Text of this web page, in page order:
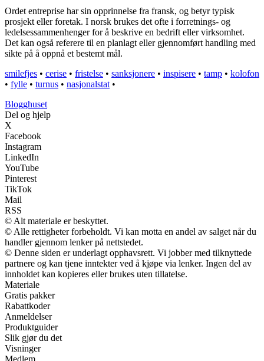
Ordet entreprise har sin opprinnelse fra fransk, og betyr typisk
prosjekt eller foretak. I norsk brukes det ofte i forretnings- og
ledelsessammenhenger for å beskrive en bedrift eller virksomhet.
Det kan også referere til en planlagt eller gjennomført handling med
sikte på å oppnå et bestemt mål.
smilefjes • cerise • fristelse • sanksjonere • inspisere • tamp • kolofon
• fylle • turnus • nasjonalstat •
Blogghuset
Del og hjelp
X
Facebook
Instagram
LinkedIn
YouTube
Pinterest
TikTok
Mail
RSS
© Alt materiale er beskyttet.
© Alle rettigheter forbeholdt. Vi kan motta en andel av salget når du
handler gjennom lenker på nettstedet.
© Denne siden er underlagt opphavsrett. Vi jobber med tilknyttede
partnere og kan tjene inntekter ved å kjøpe via lenker. Ingen del av
innholdet kan kopieres eller brukes uten tillatelse.
Materiale
Gratis pakker
Rabattkoder
Anmeldelser
Produktguider
Slik gjør du det
Visninger